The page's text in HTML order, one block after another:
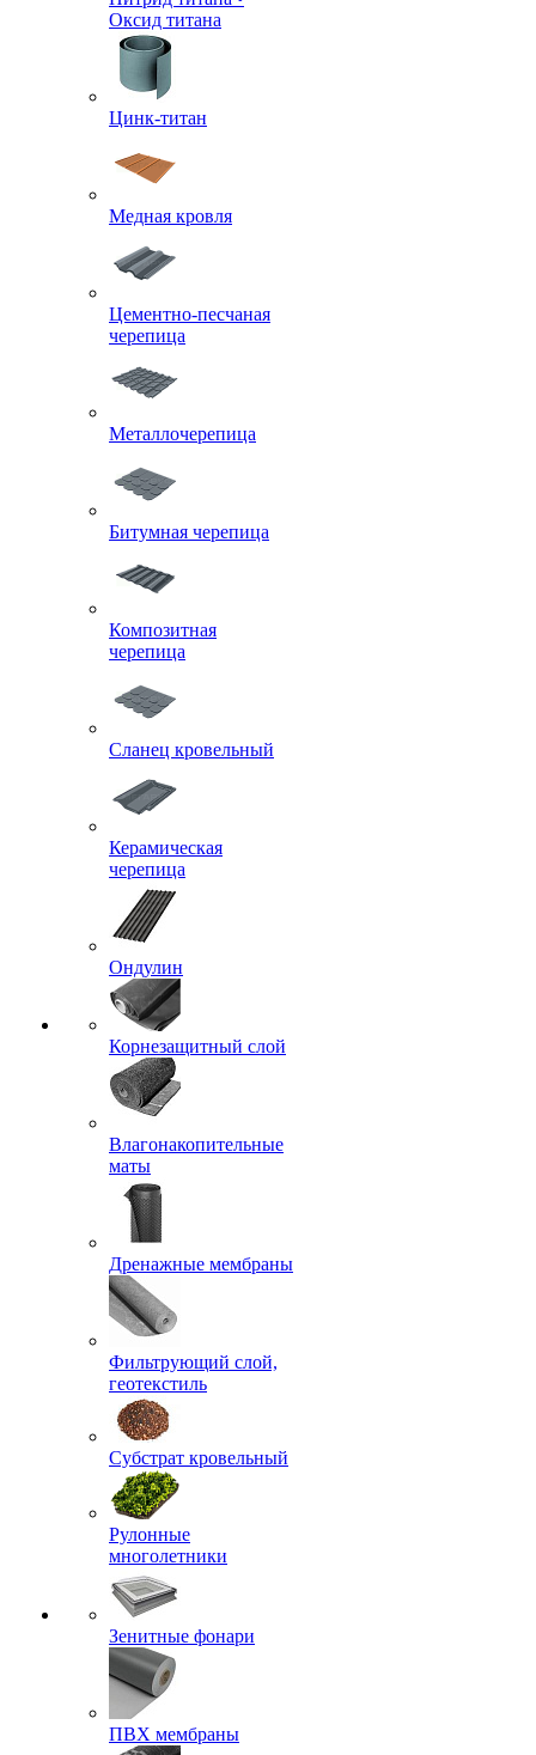
Оксид титана
Цинк-титан
Медная кровля
Цементно-песчаная
черепица
Металлочерепица
Битумная черепица
Композитная
черепица
Сланец кровельный
Керамическая
черепица
Ондулин
Корнезащитный слой
Влагонакопительные
маты
Дренажные мембраны
Фильтрующий слой,
геотекстиль
Субстрат кровельный
Рулонные
многолетники
Зенитные фонари
ПВХ мембраны